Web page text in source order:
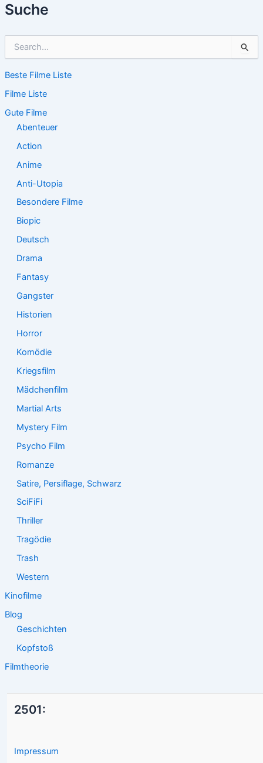
Suche
h
n
n
Beste Filme Liste
Filme Liste
Gute Filme
Abenteuer
Action
Anime
Anti-Utopia
Besondere Filme
Biopic
Deutsch
Drama
Fantasy
Gangster
Historien
Horror
Komödie
Kriegsfilm
Mädchenfilm
Martial Arts
Mystery Film
Psycho Film
Romanze
Satire, Persiflage, Schwarz
SciFiFi
Thriller
Tragödie
Trash
Western
Kinofilme
Blog
Geschichten
Kopfstoß
Filmtheorie
2501:
Impressum